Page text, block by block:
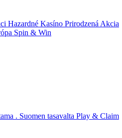
Hazardné Kasíno Prirodzená Akcia
Spin & Win
. Suomen tasavalta Play & Claim